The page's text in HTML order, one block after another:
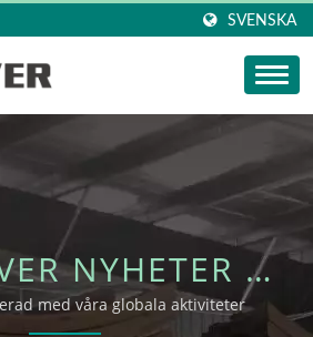
SVENSKA
NYHETER &
med våra globala aktiviteter